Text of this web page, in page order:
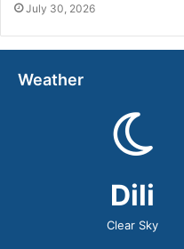
July 30, 2026
Weather
Dili
Clear Sky